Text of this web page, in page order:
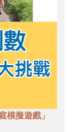
模擬遊戲」